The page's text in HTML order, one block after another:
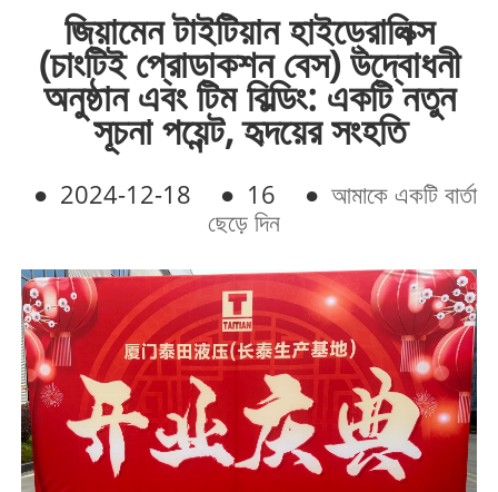
জিয়ামেন টাইটিয়ান হাইড্রোলিক্স
(চাংটিই প্রোডাকশন বেস) উদ্বোধনী
অনুষ্ঠান এবং টিম বিল্ডিং: একটি নতুন
সূচনা পয়েন্ট, হৃদয়ের সংহতি
● 2024-12-18 ● 16 ● আমাকে একটি বার্তা
ছেড়ে দিন